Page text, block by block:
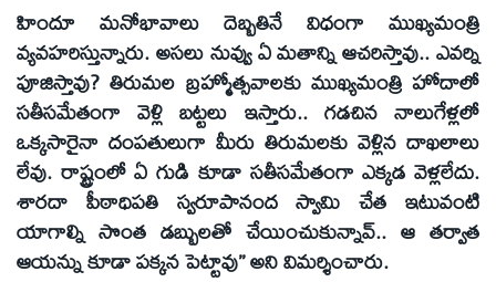
హిందూ మనోభావాలు దెబ్బతినే విధంగా ముఖ్యమంత్రి
వ్యవహరిస్తున్నారు. అసలు నువ్వు ఏ మతాన్ని ఆచరిస్తావు.. ఎవర్ని
పూజిస్తావు? తిరుమల బ్రహ్మోత్సవాలకు ముఖ్యమంత్రి హోదాలో
సతీసమేతంగా వెళ్లి బట్టలు ఇస్తారు.. గడచిన నాలుగేళ్లలో
ఒక్కసారైనా దంపతులుగా మీరు తిరుమలకు వెళ్లిన దాఖలాలు
లేవు. రాష్ట్రంలో ఏ గుడి కూడా సతీసమేతంగా ఎక్కడ వెళ్లలేదు.
శారదా పీఠాధిపతి స్వరూపానంద స్వామి చేత ఇటువంటి
యాగాల్ని సొంత డబ్బులతో చేయించుకున్నావ్‌.. ఆ తర్వాత
ఆయన్ను కూడా పక్కన పెట్టావు’’ అని విమర్శించారు.